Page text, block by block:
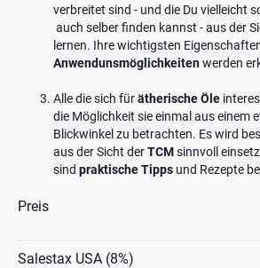
verbreitet sind - und die Du vielleicht
auch selber finden kannst - aus der
lernen. Ihre wichtigsten
Anwendunsmöglichkeitenwerden
Alle die sich fürätherische Öle
die Möglichkeit sie einmal aus einem
Blickwinkel zu betrachten. Es wird
aus der Sicht derTCMsinnvoll
sind praktische Tipps und Rezepte
Preis
Salestax USA (8%)